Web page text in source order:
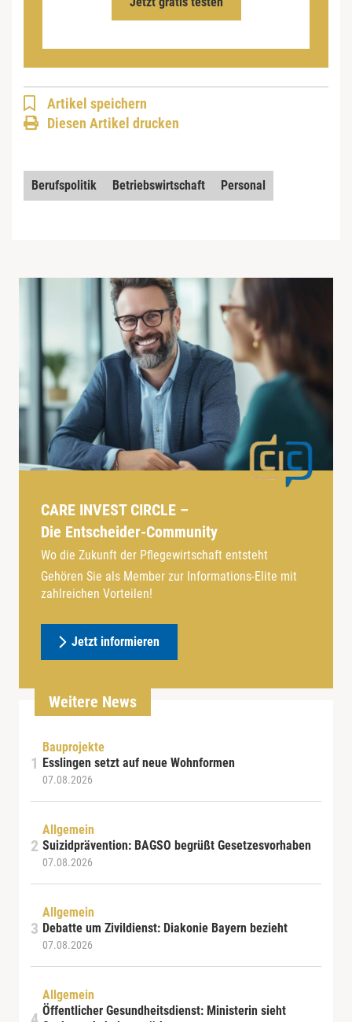
Artikel speichern
Diesen Artikel drucken
Berufspolitik Betriebswirtschaft Personal
CARE INVEST CIRCLE –
Die Entscheider-Community
Wo die Zukunft der Pflegewirtschaft entsteht
Gehören Sie als Member zur Informations-Elite mit
zahlreichen Vorteilen!
Jetzt informieren
Weitere News
Bauprojekte
Esslingen setzt auf neue Wohnformen
07.08.2026
Allgemein
Suizidprävention: BAGSO begrüßt Gesetzesvorhaben
07.08.2026
Allgemein
Debatte um Zivildienst: Diakonie Bayern bezieht
07.08.2026
Allgemein
Öffentlicher Gesundheitsdienst: Ministerin sieht